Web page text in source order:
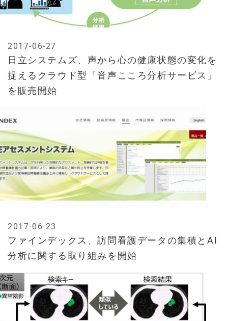
日立システムズ、声から心の健康状態の変化を
捉えるクラウド型「音声こころ分析サービス」
を販売開始
2017-06-27
ファインデックス、訪問看護データの集積とAI
分析に関する取り組みを開始
2017-06-23